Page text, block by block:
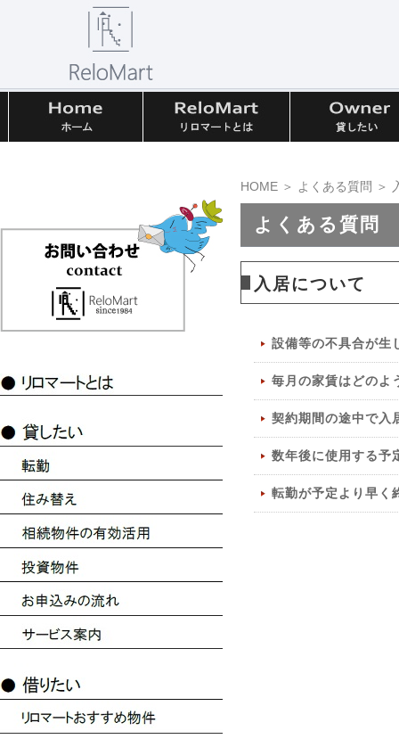
HOME ＞ よくある質問 ＞
よくある質問
入居について
設備等の不具合が生
毎月の家賃はどのよ
契約期間の途中で入
数年後に使用する予
転勤が予定より早く